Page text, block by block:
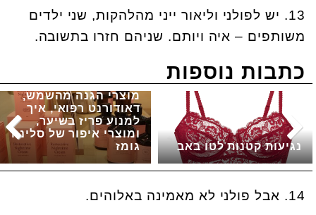
13. יש לפולני וליאור ייני מהלהקות, שני ילדים
משותפים – איה ויותם. שניהם חזרו בתשובה.
כתבות נוספות
מוצרי הגנה מהשמש,
דאודורנט רפואי, איך
למנוע פריז בשיער,
ומוצרי איפור של סלינה
גומז
נגיעות קטנות לטו באב
14. אבל פולני לא מאמינה באלוהים.